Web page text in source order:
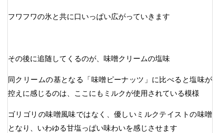
フワフワの氷と共に口いっぱい広がっていきます
その後に追随してくるのが、味噌クリームの塩味
同クリームの基となる「味噌ピーナッツ」に比べると塩味が
控えに感じるのは、ここにもミルクが使用されている模様
ゴリゴリの味噌風味ではなく、優しいミルクテイストの味噌
となり、いわゆる甘塩っぱい味わいを感じさせます